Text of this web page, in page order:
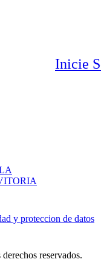
Inicie
y proteccion de datos
reservados.